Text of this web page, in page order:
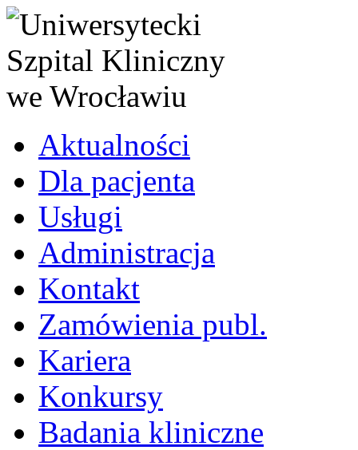
Aktualności
Dla pacjenta
Usługi
Administracja
Kontakt
Zamówienia publ.
Kariera
Konkursy
Badania kliniczne